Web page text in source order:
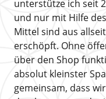
unterstütze ich seit
und nur mit Hilfe
Mittel sind aus
erschöpft. Ohne
über den Shop
absolut kleinster
gemeinsam, dass